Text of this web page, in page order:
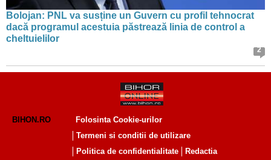
Bolojan: PNL va susține un Guvern cu profil tehnocrat
dacă programul acestuia păstrează linia de control a
cheltuielilor
2
BIHON.RO
Folosinta Cookie-urilor
Termeni si conditii de utilizare
Politica de confidentialitate
Redactia